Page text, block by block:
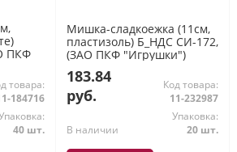
ПКФ
товара:
184716
40 шт.
Мишка-сладкоежка (11см,
пластизоль) Б_НДС СИ-172,
(ЗАО ПКФ "Игрушки")
183.84
руб.
Код товара:
11-232987
В наличии
Упаковка:
20 шт.